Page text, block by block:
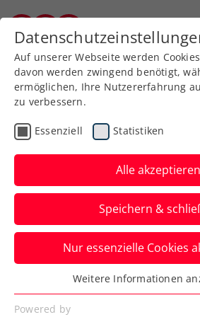
Zurück zur Newsübersicht
Turniere
39. Panaceo ITF
Cup:
Villach
Patrick Jozwicki ist
Jugendturnier beim
Arbeitersportverein
Verfasst von: Manuel Wachta, 04.05.2023
Auf unserer Webseite werden
davon werden zwingend benötigt,
ermöglichen, Ihre Nutzererfahrung
zu verbessern.
Essenziell Statistiken
Alle akzeptieren
Speichern &
Nur essenzielle Cookies
Essenziell
Essenzielle Cookies werden für
Weitere Informationen
Powered by